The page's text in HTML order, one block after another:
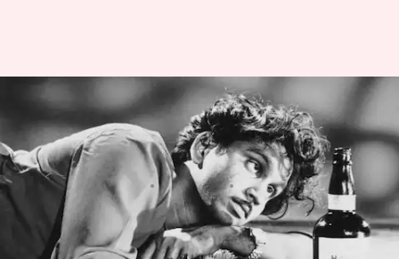
Akkineni Nageswara Rao:
'ANR 100' పండుగ.. 25 నగరాల్లో
అక్కినేని క్లాసిక్స్ ప్రదర్శన
Jayachandra Akuri Sep 04, 2024 12:49 pm
ఈ వార్తాకథనం ఏంటి